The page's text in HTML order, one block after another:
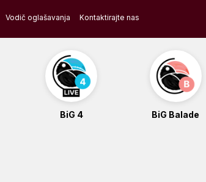
Vodič oglašavanja Kontaktirajte nas
BiG 4 BiG Balade